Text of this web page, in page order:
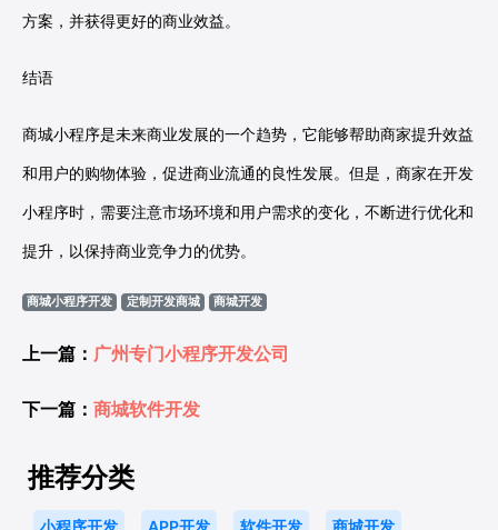
方案，并获得更好的商业效益。
结语
商城小程序是未来商业发展的一个趋势，它能够帮助商家提升效益
和用户的购物体验，促进商业流通的良性发展。但是，商家在开发
小程序时，需要注意市场环境和用户需求的变化，不断进行优化和
提升，以保持商业竞争力的优势。
商城小程序开发 定制开发商城 商城开发
上一篇： 广州专门小程序开发公司
下一篇： 商城软件开发
推荐分类
小程序开发 APP开发 软件开发 商城开发